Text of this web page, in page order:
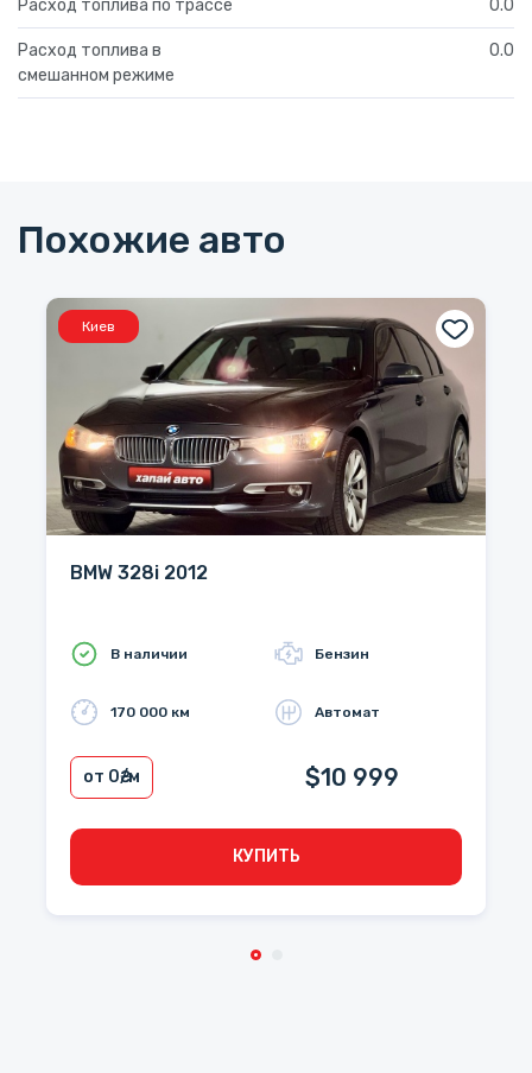
Расход топлива по трассе 0.0
Расход топлива в
смешанном режиме
0.0
Похожие авто
Киев
BMW 328i 2012
В наличии Бензин
170 000 км Автомат
от 0₴/м $10 999
КУПИТЬ